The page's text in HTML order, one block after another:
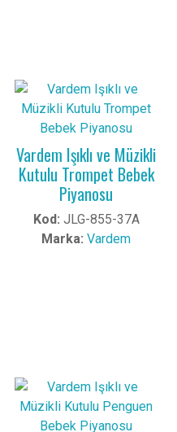
Vardem Işıklı ve Müzikli
Kutulu Trompet Bebek
Piyanosu
Kod: JLG-855-37A
Marka: Vardem